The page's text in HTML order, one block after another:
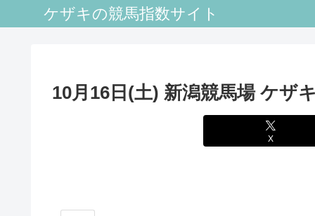
ケザキの競馬指数サイト
10月16日(土) 新潟競馬場 ケザ
X